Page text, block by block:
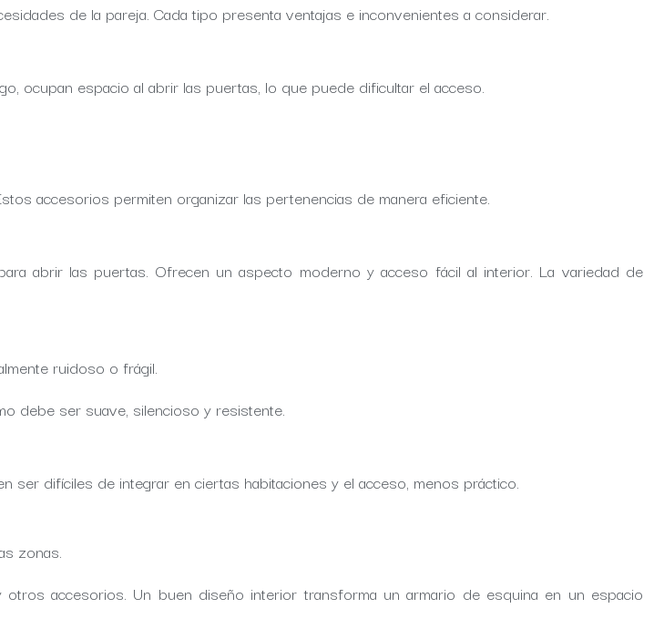
de la pareja. Cada tipo presenta ventajas e inconvenientes a considerar.
ocupan espacio al abrir las puertas, lo que puede dificultar el acceso.
accesorios permiten organizar las pertenencias de manera eficiente.
abrir las puertas. Ofrecen un aspecto moderno y acceso fácil al interior. La variedad de
ruidoso o frágil.
debe ser suave, silencioso y resistente.
ser difíciles de integrar en ciertas habitaciones y el acceso, menos práctico.
zonas.
accesorios. Un buen diseño interior transforma un armario de esquina en un espacio